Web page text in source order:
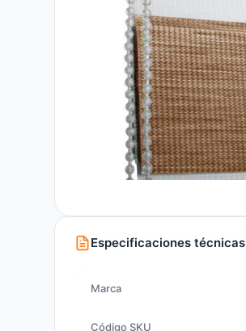
Especificaciones técnicas
Marca
Código SKU